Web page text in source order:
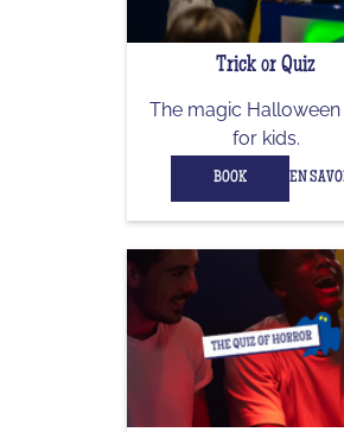
Trick or Quiz
The magic
for kids.
BOOK EN